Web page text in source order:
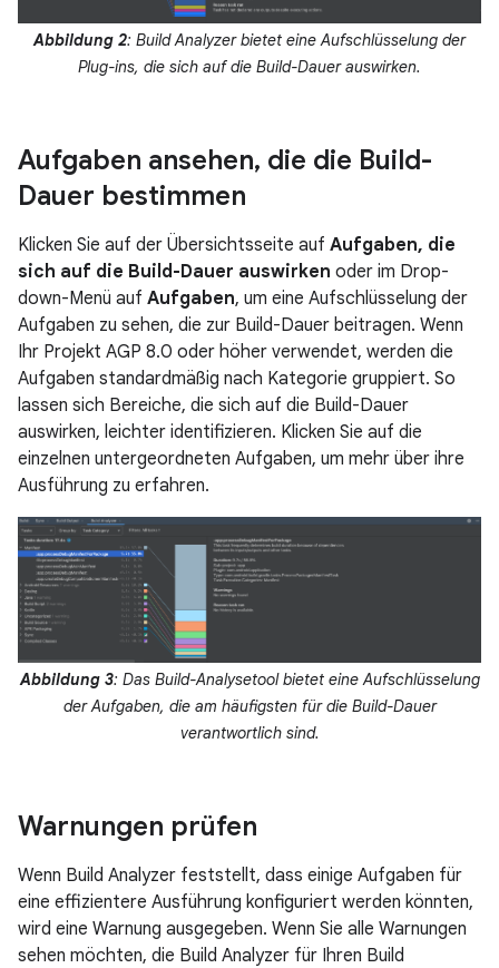
Abbildung 2: Build Analyzer bietet eine Aufschlüsselung der
Plug-ins, die sich auf die Build-Dauer auswirken.
Aufgaben ansehen, die die Build-
Dauer bestimmen
Klicken Sie auf der Übersichtsseite auf Aufgaben, die
sich auf die Build-Dauer auswirken oder im Drop-
down-Menü auf Aufgaben, um eine Aufschlüsselung der
Aufgaben zu sehen, die zur Build-Dauer beitragen. Wenn
Ihr Projekt AGP 8.0 oder höher verwendet, werden die
Aufgaben standardmäßig nach Kategorie gruppiert. So
lassen sich Bereiche, die sich auf die Build-Dauer
auswirken, leichter identifizieren. Klicken Sie auf die
einzelnen untergeordneten Aufgaben, um mehr über ihre
Ausführung zu erfahren.
Abbildung 3: Das Build-Analysetool bietet eine Aufschlüsselung
der Aufgaben, die am häufigsten für die Build-Dauer
verantwortlich sind.
Warnungen prüfen
Wenn Build Analyzer feststellt, dass einige Aufgaben für
eine effizientere Ausführung konfiguriert werden könnten,
wird eine Warnung ausgegeben. Wenn Sie alle Warnungen
sehen möchten, die Build Analyzer für Ihren Build